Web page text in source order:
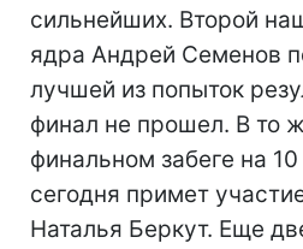
сильнейших. Второй
ядра Андрей Семенов
лучшей из попыток
финал не прошел. В то
финальном забеге на
сегодня примет
Наталья Беркут. Еще